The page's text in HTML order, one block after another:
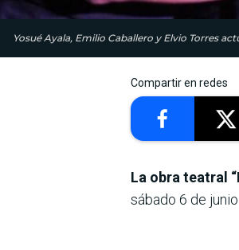
Yosué Ayala, Emilio Caballero y Elvio Torres
Compartir en redes
La obra teatral
sábado 6 de